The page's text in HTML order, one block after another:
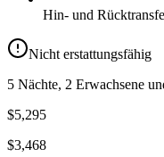
Hin- und
Nicht erstattungsfähig
5 Nächte, 2 Erwachsene
$5,295
$3,468